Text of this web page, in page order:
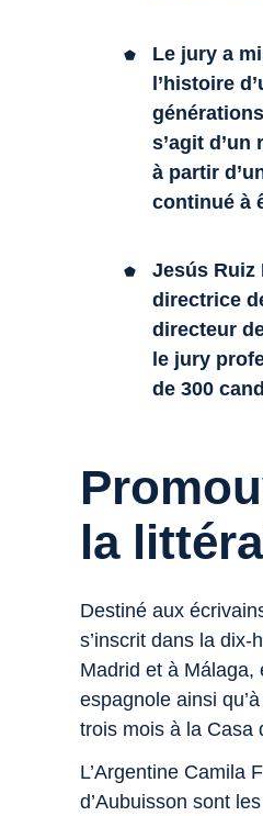
Le jury a
l’histoire
s’agit
à partir
continué à
Jesús Ruiz
directrice
directeur
le jury
de 300
la
Destiné aux
s’inscrit dans la
Madrid et à Málaga,
espagnole ainsi
trois mois à la Casa
L’Argentine Camila
d’Aubuisson sont